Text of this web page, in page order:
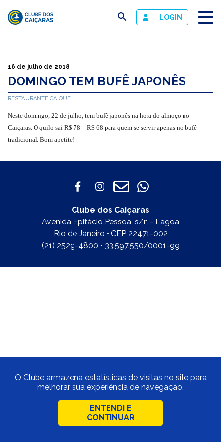
Caiçaras
busca LOGIN
16 de julho de 2018
DOMINGO TEM BUFÊ JAPONÊS
RESTAURANTE CAÍQUE
Neste domingo, 22 de julho, tem bufê japonês na hora do almoço no
Caiçaras. O quilo sai R$ 78 – R$ 68 para quem se servir apenas no bufê
tradicional. Bom apetite!
Clube dos Caiçaras
Avenida Epitácio Pessoa, s/n - Lagoa
Rio de Janeiro • CEP 22471-002
(21) 2529-4800 • 33.597.550/0001-99
O Clube armazena estatísticas de visitas no site para
melhorar sua experiência de navegação.
ENTENDI E
CONTINUAR